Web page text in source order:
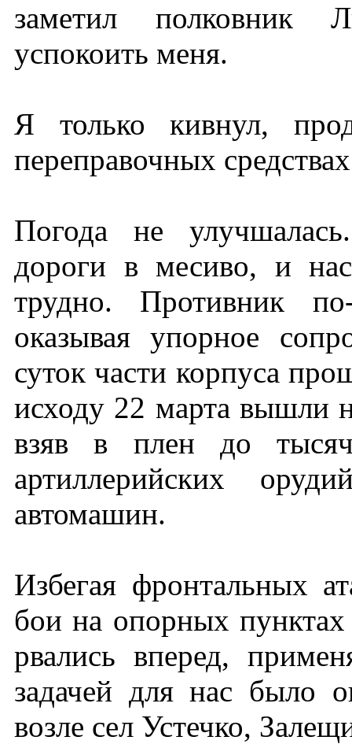
заметил полковник
успокоить меня.
Я только кивнул,
переправочных
Погода не
дороги в месиво, и
трудно. Противник
оказывая упорное
суток части корпуса
исходу 22 марта вышли
взяв в плен до
артиллерийских
автомашин.
Избегая фронтальных
бои на опорных
рвались вперед,
задачей для нас было
возле сел Устечко,